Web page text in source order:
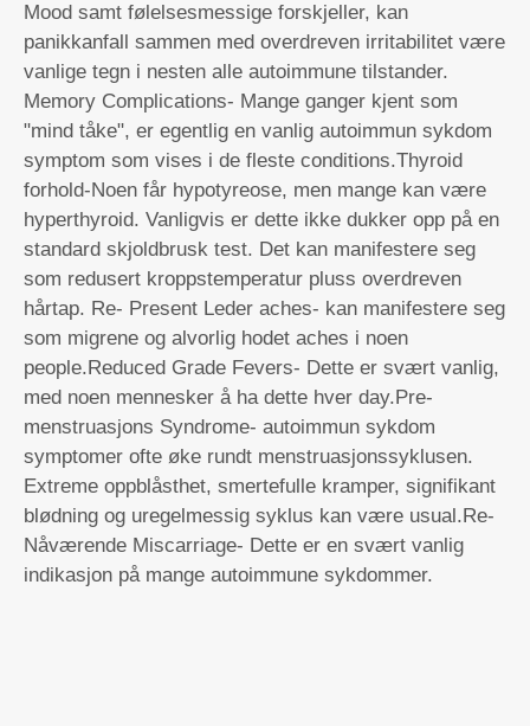
Mood samt følelsesmessige forskjeller, kan
panikkanfall sammen med overdreven irritabilitet være
vanlige tegn i nesten alle autoimmune tilstander.
Memory Complications- Mange ganger kjent som
"mind tåke", er egentlig en vanlig autoimmun sykdom
symptom som vises i de fleste conditions.Thyroid
forhold-Noen får hypotyreose, men mange kan være
hyperthyroid. Vanligvis er dette ikke dukker opp på en
standard skjoldbrusk test. Det kan manifestere seg
som redusert kroppstemperatur pluss overdreven
hårtap. Re- Present Leder aches- kan manifestere seg
som migrene og alvorlig hodet aches i noen
people.Reduced Grade Fevers- Dette er svært vanlig,
med noen mennesker å ha dette hver day.Pre-
menstruasjons Syndrome- autoimmun sykdom
symptomer ofte øke rundt menstruasjonssyklusen.
Extreme oppblåsthet, smertefulle kramper, signifikant
blødning og uregelmessig syklus kan være usual.Re-
Nåværende Miscarriage- Dette er en svært vanlig
indikasjon på mange autoimmune sykdommer.